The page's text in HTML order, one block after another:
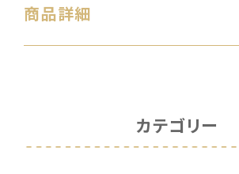
商品詳細
カテゴリー